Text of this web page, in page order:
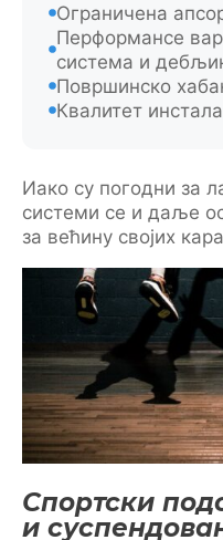
Ограничена
Перформансе
система и
Површинско
Квалитет
Иако су погодни за
системи се и даље
за већину својих
Спортски
и